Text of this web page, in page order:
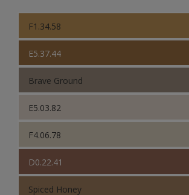
F1.34.58
E5.37.44
Brave Ground
E5.03.82
F4.06.78
D0.22.41
Spiced Honey